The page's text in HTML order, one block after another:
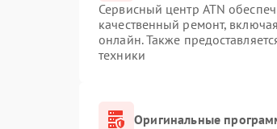
Сервисный центр ATN
качественный ремонт,
онлайн. Также
техники
Оригинальные